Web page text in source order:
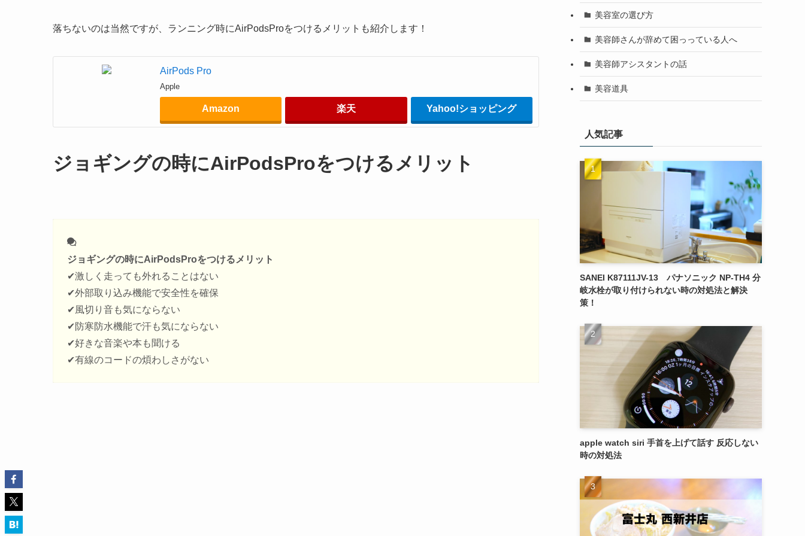
落ちないのは当然ですが、ランニング時にAirPodsProをつけるメリットも紹介します！
AirPods Pro
Apple
Amazon 楽天 Yahoo!ショッピング
ジョギングの時にAirPodsProをつけるメリット
ジョギングの時にAirPodsProをつけるメリット
✔︎激しく走っても外れることはない
✔︎外部取り込み機能で安全性を確保
✔︎風切り音も気にならない
✔︎防寒防水機能で汗も気にならない
✔︎好きな音楽や本も聞ける
✔︎有線のコードの煩わしさがない
美容室の選び方
美容師さんが辞めて困っっている人へ
美容師アシスタントの話
美容道具
人気記事
SANEI K87111JV-13 パナソニック NP-TH4 分
岐水栓が取り付けられない時の対処法と解決
策！
apple watch siri 手首を上げて話す 反応しない
時の対処法